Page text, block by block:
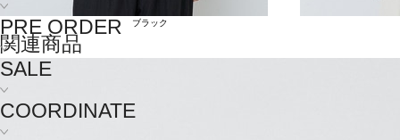
PRE ORDER
SALE
COORDINATE
ブラック
関連商品